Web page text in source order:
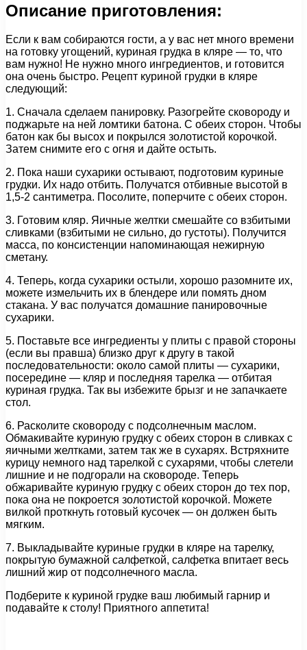
Описание приготовления:
Если к вам собираются гости, а у вас нет много времени
на готовку угощений, куриная грудка в кляре — то, что
вам нужно! Не нужно много ингредиентов, и готовится
она очень быстро. Рецепт куриной грудки в кляре
следующий:
1. Сначала сделаем панировку. Разогрейте сковороду и
поджарьте на ней ломтики батона. С обеих сторон. Чтобы
батон как бы высох и покрылся золотистой корочкой.
Затем снимите его с огня и дайте остыть.
2. Пока наши сухарики остывают, подготовим куриные
грудки. Их надо отбить. Получатся отбивные высотой в
1,5-2 сантиметра. Посолите, поперчите с обеих сторон.
3. Готовим кляр. Яичные желтки смешайте со взбитыми
сливками (взбитыми не сильно, до густоты). Получится
масса, по консистенции напоминающая нежирную
сметану.
4. Теперь, когда сухарики остыли, хорошо разомните их,
можете измельчить их в блендере или помять дном
стакана. У вас получатся домашние панировочные
сухарики.
5. Поставьте все ингредиенты у плиты с правой стороны
(если вы правша) близко друг к другу в такой
последовательности: около самой плиты — сухарики,
посередине — кляр и последняя тарелка — отбитая
куриная грудка. Так вы избежите брызг и не запачкаете
стол.
6. Расколите сковороду с подсолнечным маслом.
Обмакивайте куриную грудку с обеих сторон в сливках с
яичными желтками, затем так же в сухарях. Встряхните
курицу немного над тарелкой с сухарями, чтобы слетели
лишние и не подгорали на сковороде. Теперь
обжаривайте куриную грудку с обеих сторон до тех пор,
пока она не покроется золотистой корочкой. Можете
вилкой проткнуть готовый кусочек — он должен быть
мягким.
7. Выкладывайте куриные грудки в кляре на тарелку,
покрытую бумажной салфеткой, салфетка впитает весь
лишний жир от подсолнечного масла.
Подберите к куриной грудке ваш любимый гарнир и
подавайте к столу! Приятного аппетита!